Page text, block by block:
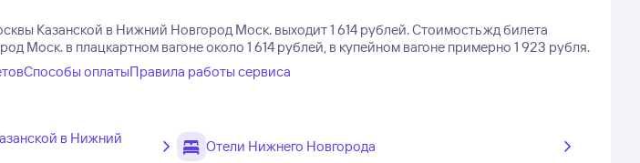
Казанской в Нижний Новгород Моск. выходит 1 614 рублей.Стоимость жд билета
Моск. в плацкартном вагоне около 1 614 рублей, в купейном вагоне примерно 1 923 рубля.
Способы оплатыПравила работы сервиса
в Нижний
Отели Нижнего Новгорода